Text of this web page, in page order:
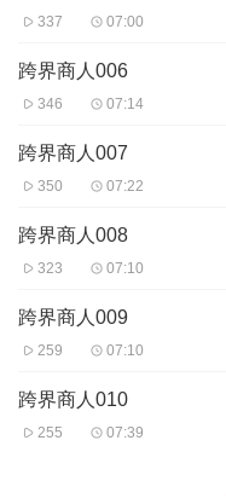
337 07:00
跨界商人006
346 07:14
跨界商人007
350 07:22
跨界商人008
323 07:10
跨界商人009
259 07:10
跨界商人010
255 07:39